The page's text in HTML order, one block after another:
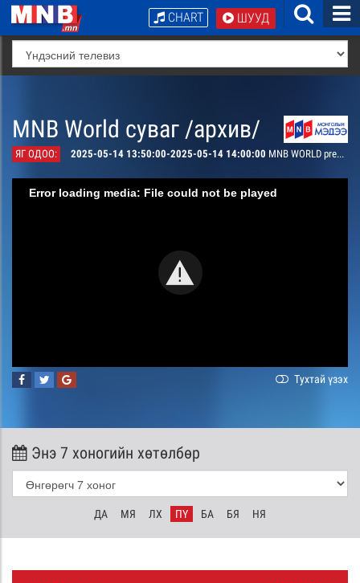
ШУУД
CHART
MNB World суваг /архив/
ЯГ ОДОО: 2025-05-14 13:50:00-2025-05-14 14:00:00 MNB WORLD presents
Error loading media: File could not be played
Тухтай үзэх
Энэ 7 хоногийн хөтөлбөр
ДА МЯ ЛХ ПҮ БА БЯ НЯ